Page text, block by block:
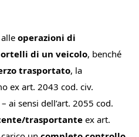
operazioni di
di un veicolo, benché
trasportato, la
ex art. 2043 cod. civ.
ai sensi dell’art. 2055 cod.
trasportante ex art.